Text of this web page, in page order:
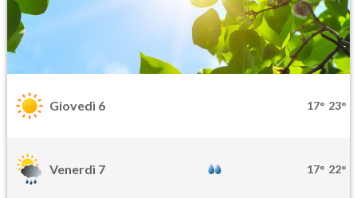
Giovedì 6 17° 23°
Venerdì 7 17° 22°